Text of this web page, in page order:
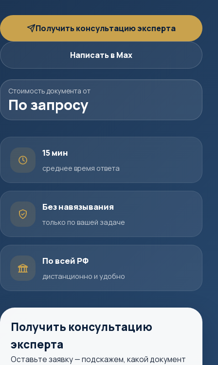
Получить консультацию эксперта
Написать в Max
Стоимость документа от
По запросу
15 мин
среднее время ответа
Без навязывания
только по вашей задаче
По всей РФ
дистанционно и удобно
Получить консультацию
эксперта
Оставьте заявку — подскажем, какой документ